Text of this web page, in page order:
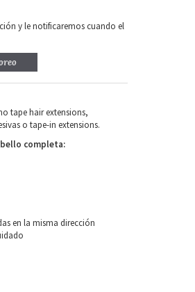
y le notificaremos cuando el
tape hair extensions,
o tape-in extensions.
completa:
en la misma dirección